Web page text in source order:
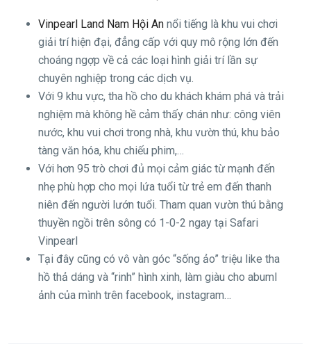
Vinpearl Land Nam Hội An nổi tiếng là khu vui chơi
giải trí hiện đại, đẳng cấp với quy mô rộng lớn đến
choáng ngợp về cả các loại hình giải trí lần sự
chuyên nghiệp trong các dịch vụ.
Với 9 khu vực, tha hồ cho du khách khám phá và trải
nghiệm mà không hề cảm thấy chán như: công viên
nước, khu vui chơi trong nhà, khu vườn thú, khu bảo
tàng văn hóa, khu chiếu phim,…
Với hơn 95 trò chơi đủ mọi cảm giác từ mạnh đến
nhẹ phù hợp cho mọi lứa tuổi từ trẻ em đến thanh
niên đến người lướn tuổi. Tham quan vườn thú bằng
thuyền ngồi trên sông có 1-0-2 ngay tại Safari
Vinpearl
Tại đây cũng có vô vàn góc “sống ảo” triệu like tha
hồ thả dáng và “rinh” hình xinh, làm giàu cho abuml
ảnh của mình trên facebook, instagram…